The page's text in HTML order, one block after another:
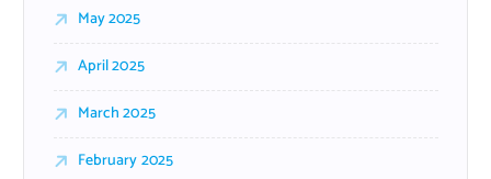
May 2025
April 2025
March 2025
February 2025